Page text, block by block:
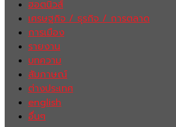
ฮอตนิวส์
เศรษฐกิจ / ธุรกิจ / การตลาด
การเมือง
รายงาน
บทความ
สัมภาษณ์
ต่างประเทศ
english
อื่นๆ